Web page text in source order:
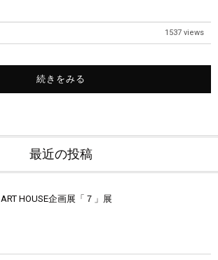
1537 views
続きをみる
最近の投稿
ART HOUSE企画展「７」展